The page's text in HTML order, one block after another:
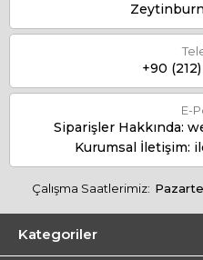
+90
E-
Siparişler Hakkında:
Kurumsal İletişim:
Çalışma Saatlerimiz:
Kategoriler